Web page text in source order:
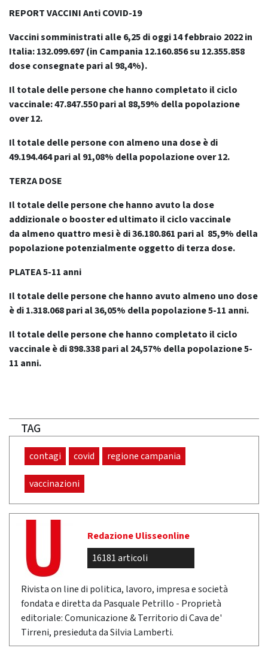
REPORT VACCINI Anti COVID-19
Vaccini somministrati alle 6,25 di oggi 14 febbraio 2022 in
Italia: 132.099.697(in Campania 12.160.856 su 12.355.858
dose consegnate pari al 98,4%).
Il totale delle persone che hanno completato il ciclo
vaccinale: 47.847.550 pari al 88,59% della popolazione
over 12.
Il totale delle persone con almeno una dose è di
49.194.464 pari al 91,08% della popolazione over 12.
TERZA DOSE
Il totale delle persone che hanno avuto la dose
addizionale o booster ed ultimato il ciclo vaccinale
da almeno quattro mesiè di 36.180.861 pari al 85,9% della
popolazione potenzialmente oggetto di terza dose.
PLATEA 5-11 anni
Il totale delle persone che hanno avuto almeno uno dose
è di 1.318.068 pari al 36,05% della popolazione 5-11 anni.
Il totale delle persone che hanno completato il ciclo
vaccinale è di 898.338 pari al 24,57% della popolazione 5-
11 anni.
TAG
contagi covid regione campania
vaccinazioni
Redazione Ulisseonline
16181 articoli
Rivista on line di politica, lavoro, impresa e società
fondata e diretta da Pasquale Petrillo - Proprietà
editoriale: Comunicazione & Territorio di Cava de'
Tirreni, presieduta da Silvia Lamberti.